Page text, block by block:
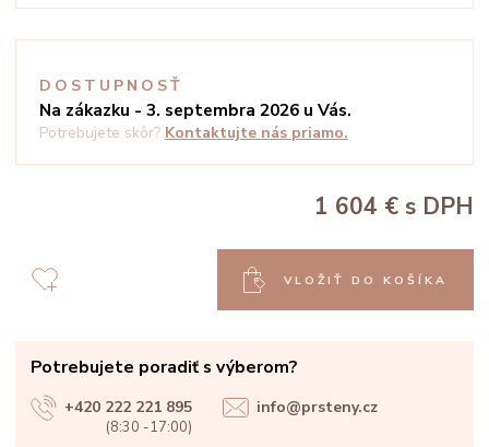
DOSTUPNOSŤ
Na zákazku - 3. septembra 2026 u Vás.
Potrebujete skôr? Kontaktujte nás priamo.
1 604 € s DPH
VLOŽIŤ DO KOŠÍKA
Potrebujete poradiť s výberom?
+420 222 221 895
(8:30 -17:00)
info@prsteny.cz